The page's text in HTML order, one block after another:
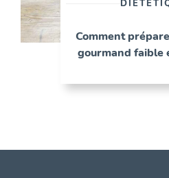
Comment
gourmand faible